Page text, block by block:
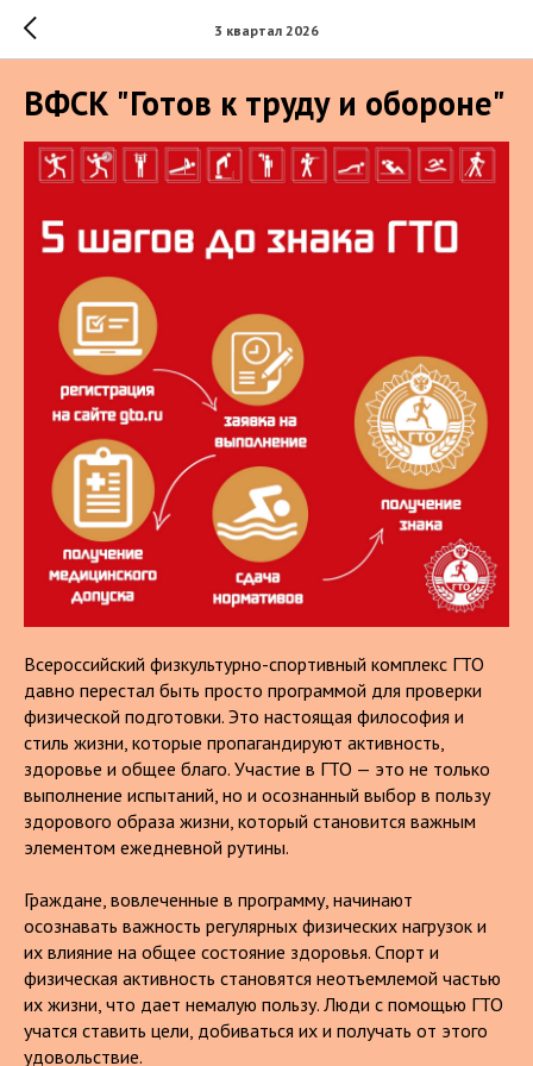
3 квартал 2026
ВФСК "Готов к труду и обороне"
Всероссийский физкультурно-спортивный комплекс ГТО
давно перестал быть просто программой для проверки
физической подготовки. Это настоящая философия и
стиль жизни, которые пропагандируют активность,
здоровье и общее благо. Участие в ГТО — это не только
выполнение испытаний, но и осознанный выбор в пользу
здорового образа жизни, который становится важным
элементом ежедневной рутины.
Граждане, вовлеченные в программу, начинают
осознавать важность регулярных физических нагрузок и
их влияние на общее состояние здоровья. Спорт и
физическая активность становятся неотъемлемой частью
их жизни, что дает немалую пользу. Люди с помощью ГТО
учатся ставить цели, добиваться их и получать от этого
удовольствие.